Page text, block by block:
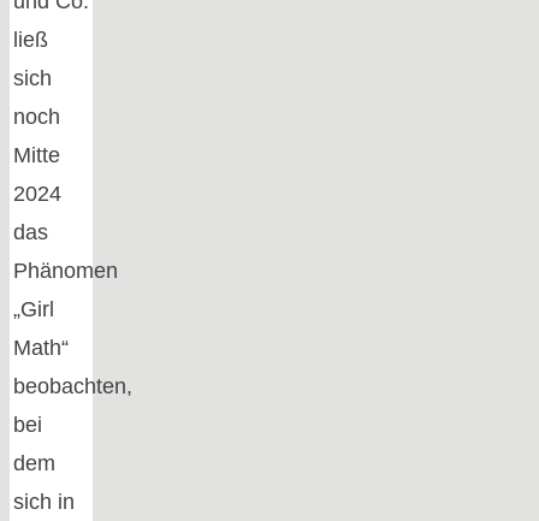
ließ
sich
noch
Mitte
2024
das
Phänomen
„Girl
Math“
beobachten,
bei
dem
sich in